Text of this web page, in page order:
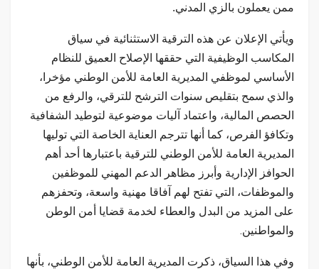
ممن يعملون بالزي المدني.
ويأتي الإعلان عن هذه الترقية الاستثنائية في سياق
المكاسب الوظيفية التي حققها الإصلاح العميق للنظام
الأساسي لموظفي المديرية العامة للأمن الوطني مؤخرا،
والذي سمح بتقليص سنوات الترشح للترقي، والرفع من
الحصص المالية، واعتماد آليات موضوعية لتوطيد الشفافية
وتكافؤ الفرص، كما أنها تترجم العناية الخاصة التي توليها
المديرية العامة للأمن الوطني للترقية باعتبارها أحد أهم
الحوافز الإدارية وأبرز مظاهر الدعم المهني للموظفين
والموظفات، التي تفتح لهم آفاقا مهنية واسعة، وتحفزهم
على المزيد من البدل والعطاء لخدمة قضايا أمن الوطن
والمواطنين.
وفي هذا السياق، ذكرت المديرية العامة للأمن الوطني، بأنها